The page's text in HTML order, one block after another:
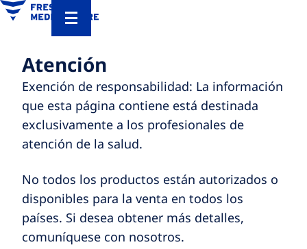
Atención
Exención de responsabilidad: La información
que esta página contiene está destinada
exclusivamente a los profesionales de
atención de la salud.
No todos los productos están autorizados o
disponibles para la venta en todos los
países. Si desea obtener más detalles,
comuníquese con nosotros.